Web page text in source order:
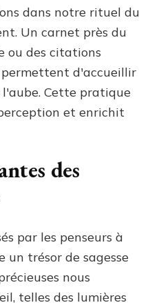
dans notre rituel du
Un carnet près du
ou des citations
d'accueillir
l'aube. Cette pratique
et enrichit
des
par les penseurs à
un trésor de sagesse
nous
telles des lumières